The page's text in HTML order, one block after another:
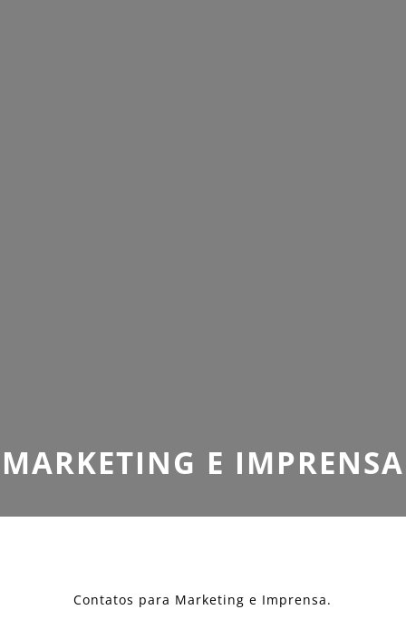
MARKETING E IMPRENSA
Contatos para Marketing e Imprensa.